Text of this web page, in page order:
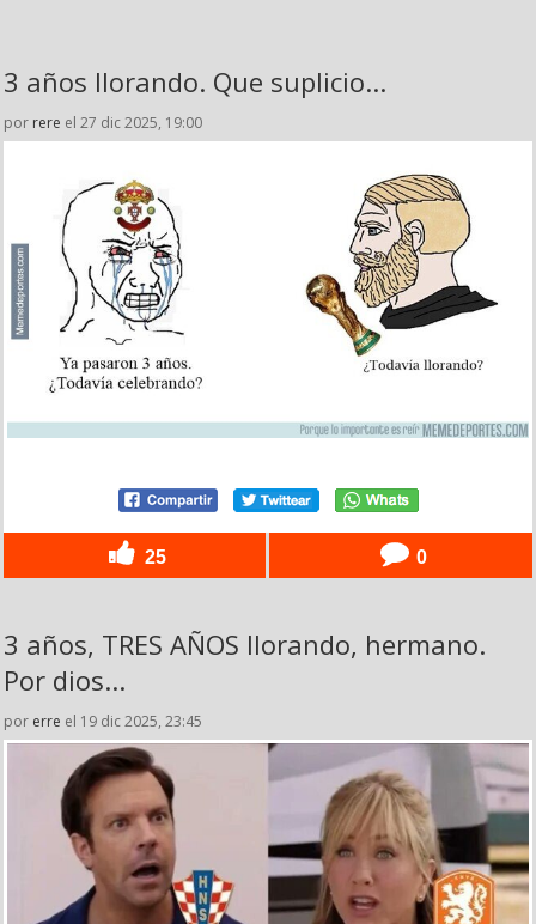
3 años llorando. Que suplicio...
por rere el 27 dic 2025, 19:00
25 0
3 años, TRES AÑOS llorando, hermano.
Por dios...
por erre el 19 dic 2025, 23:45